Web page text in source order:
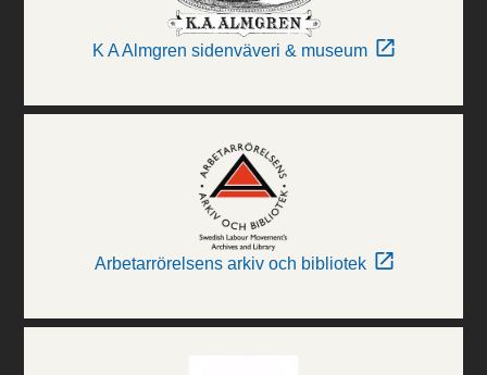
K A Almgren sidenväveri & museum
Arbetarrörelsens arkiv och bibliotek